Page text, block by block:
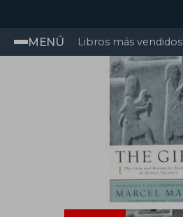
MENÚ Libros más vendidos